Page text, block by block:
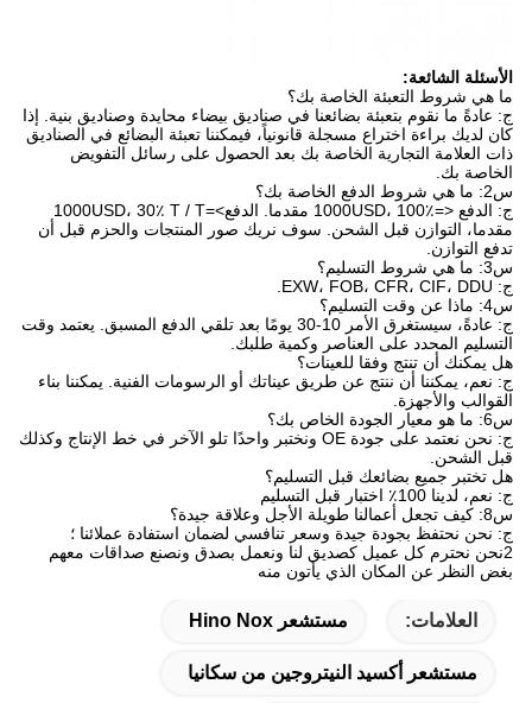
الأسئلة الشائعة:
ما هي شروط التعبئة الخاصة بك؟
ج: عادةً ما نقوم بتعبئة بضائعنا في صناديق بيضاء محايدة وصناديق بنية. إذا
كان لديك براءة اختراع مسجلة قانونياً، فيمكننا تعبئة البضائع في الصناديق
ذات العلامة التجارية الخاصة بك بعد الحصول على رسائل التفويض
الخاصة بك.
س2: ما هي شروط الدفع الخاصة بك؟
ج: الدفع <=1000USD، 100٪ مقدما. الدفع>=1000USD، 30٪ T / T
مقدما، التوازن قبل الشحن. سوف نريك صور المنتجات والحزم قبل أن
تدفع التوازن.
س3: ما هي شروط التسليم؟
ج: EXW، FOB، CFR، CIF، DDU.
س4: ماذا عن وقت التسليم؟
ج: عادةً، سيستغرق الأمر 10-30 يومًا بعد تلقي الدفع المسبق. يعتمد وقت
التسليم المحدد على العناصر وكمية طلبك.
هل يمكنك أن تنتج وفقا للعينات؟
ج: نعم، يمكننا أن ننتج عن طريق عيناتك أو الرسومات الفنية. يمكننا بناء
القوالب والأجهزة.
س6: ما هو معيار الجودة الخاص بك؟
ج: نحن نعتمد على جودة OE ونختبر واحدًا تلو الآخر في خط الإنتاج وكذلك
قبل الشحن.
هل تختبر جميع بضائعك قبل التسليم؟
ج: نعم، لدينا 100٪ اختبار قبل التسليم
س8: كيف تجعل أعمالنا طويلة الأجل وعلاقة جيدة؟
ج: نحن نحتفظ بجودة جيدة وسعر تنافسي لضمان استفادة عملائنا ؛
2نحن نحترم كل عميل كصديق لنا ونعمل بصدق ونصنع صداقات معهم
بغض النظر عن المكان الذي يأتون منه
العلامات: مستشعر Hino Nox
مستشعر أكسيد النيتروجين من سكانيا